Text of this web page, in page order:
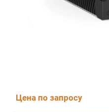
Цена по запросу